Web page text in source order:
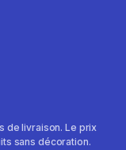
de livraison. Le prix
sans décoration.